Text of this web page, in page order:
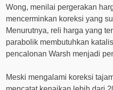
Wong, menilai pergerakan
mencerminkan koreksi yang
Menurutnya, reli harga yang
parabolik membutuhkan
pencalonan Warsh menjadi
Meski mengalami koreksi